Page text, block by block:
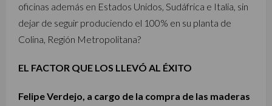
oficinas además en Estados Unidos, Sudáfrica e Italia, sin
dejar de seguir produciendo el 100% en su planta de
Colina, Región Metropolitana?
EL FACTOR QUE LOS LLEVÓ AL ÉXITO
Felipe Verdejo, a cargo de la compra de las maderas